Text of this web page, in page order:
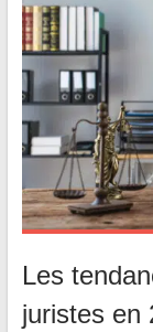
Les
juristes en